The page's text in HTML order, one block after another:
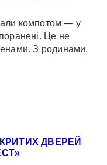
компотом — у
Це не
З родинами,
ДВЕРЕЙ